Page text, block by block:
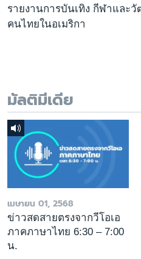
รายงานการบันเทิง กีฬาและ
คนไทยในอเมริกา
มัลติมีเดีย
เมษายน 01, 2568
ข่าวสดสายตรงจากวีโอเอ
ภาคภาษาไทย 6:30 – 7:00
น.